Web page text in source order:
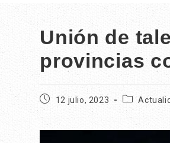
Unión de
provincias
12 julio, 2023